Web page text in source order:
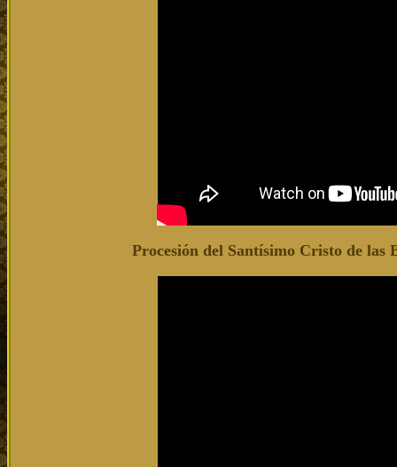
Procesión del Santísimo Cristo de